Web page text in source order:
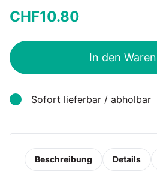
CHF10.80
In den
Sofort lieferbar / abholbar
Beschreibung Details